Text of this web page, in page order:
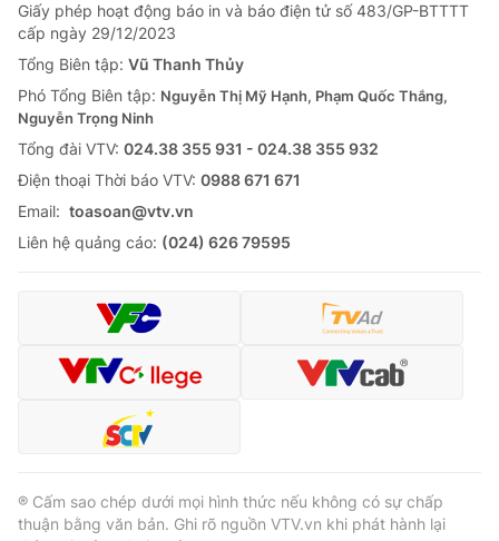
Giấy phép hoạt động báo in và báo điện tử số 483/GP-BTTTT
cấp ngày 29/12/2023
Tổng Biên tập: Vũ Thanh Thủy
Phó Tổng Biên tập: Nguyễn Thị Mỹ Hạnh, Phạm Quốc Thắng,
Nguyễn Trọng Ninh
Tổng đài VTV: 024.38 355 931 - 024.38 355 932
Ðiện thoại Thời báo VTV: 0988 671 671
Email: toasoan@vtv.vn
Liên hệ quảng cáo: (024) 626 79595
® Cấm sao chép dưới mọi hình thức nếu không có sự chấp
thuận bằng văn bản. Ghi rõ nguồn VTV.vn khi phát hành lại